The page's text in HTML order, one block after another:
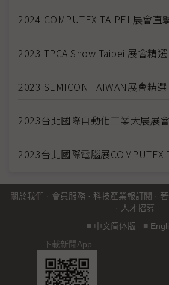
2024 COMPUTEX TAIPEI 展會直
2023 TPCA Show Taipei 展會精選
2023 SEMICON TAIWAN展會精選
2023台北國際自動化工業大展展
2023台北國際電腦展COMPUTEX
關於我們 · 會員服務 · 科技產業報訂閱 ·
· 人才招募
■ 中文简体版 ■
下載新聞App